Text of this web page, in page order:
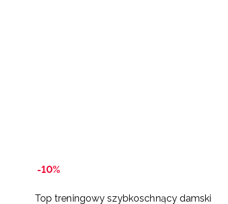
-10%
Top treningowy szybkoschnący damski